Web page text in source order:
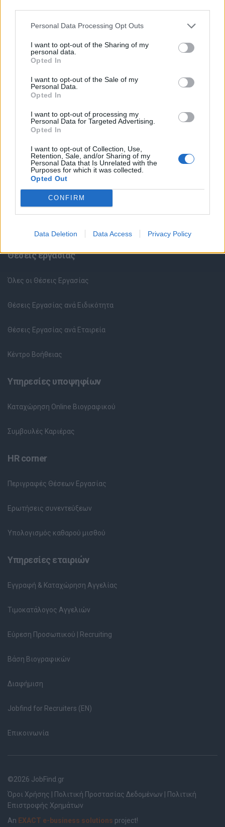
Personal Data Processing Opt Outs
I want to opt-out of the Sharing of my
personal data.
Opted In
I want to opt-out of the Sale of my
Personal Data.
Opted In
I want to opt-out of processing my
Personal Data for Targeted Advertising.
Opted In
I want to opt-out of Collection, Use,
Retention, Sale, and/or Sharing of my
Personal Data that Is Unrelated with the
Purposes for which it was collected.
Opted Out
CONFIRM
Data Deletion Data Access Privacy Policy
Αίτηση - Αποστολή Βιογραφικού
Σας ενδιαφέρει η θέση εργασίας; Εγγραφείτε για να στείλετε το
βιογραφικό σας στην εταιρεία.
Εγγραφή Είσοδος
Θέσεις εργασίας
Όλες οι Θέσεις Εργασίας
Θέσεις Εργασίας ανά Ειδικότητα
Θέσεις Εργασίας ανά Εταιρεία
Κέντρο Βοήθειας
Υπηρεσίες υποψηφίων
Καταχώρηση Online Βιογραφικού
Συμβουλές Καριέρας
HR corner
Περιγραφές Θέσεων Εργασίας
Ερωτήσεις συνεντεύξεων
Υπολογισμός καθαρού μισθού
Υπηρεσίες εταιριών
Εγγραφή & Καταχώρηση Αγγελίας
Τιμοκατάλογος Αγγελιών
Εύρεση Προσωπικού | Recruiting
Βάση Βιογραφικών
Διαφήμιση
Jobfind for Recruiters (EN)
Επικοινωνία
©2026 JobFind.gr
Όροι Χρήσης
Πολιτική Προστασίας Δεδομένων
Πολιτική
Επιστροφής Χρημάτων
An EXACT e-business solutions project!